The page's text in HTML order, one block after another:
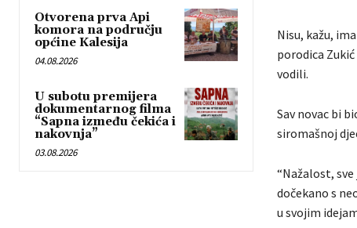
Otvorena prva Api
komora na području
općine Kalesija
04.08.2026
U subotu premijera
dokumentarnog filma
“Sapna između čekića i
nakovnja”
03.08.2026
Nisu, kažu,
porodica
vodili.
Sav novac bi
siromašnoj
“Nažalost,
dočekano s
u svojim